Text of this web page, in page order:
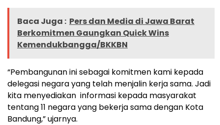
Baca Juga : Pers dan Media di Jawa Barat
Berkomitmen Gaungkan Quick Wins
Kemendukbangga/BKKBN
“Pembangunan ini sebagai komitmen kami kepada
delegasi negara yang telah menjalin kerja sama. Jadi
kita menyediakan informasi kepada masyarakat
tentang 11 negara yang bekerja sama dengan Kota
Bandung,” ujarnya.